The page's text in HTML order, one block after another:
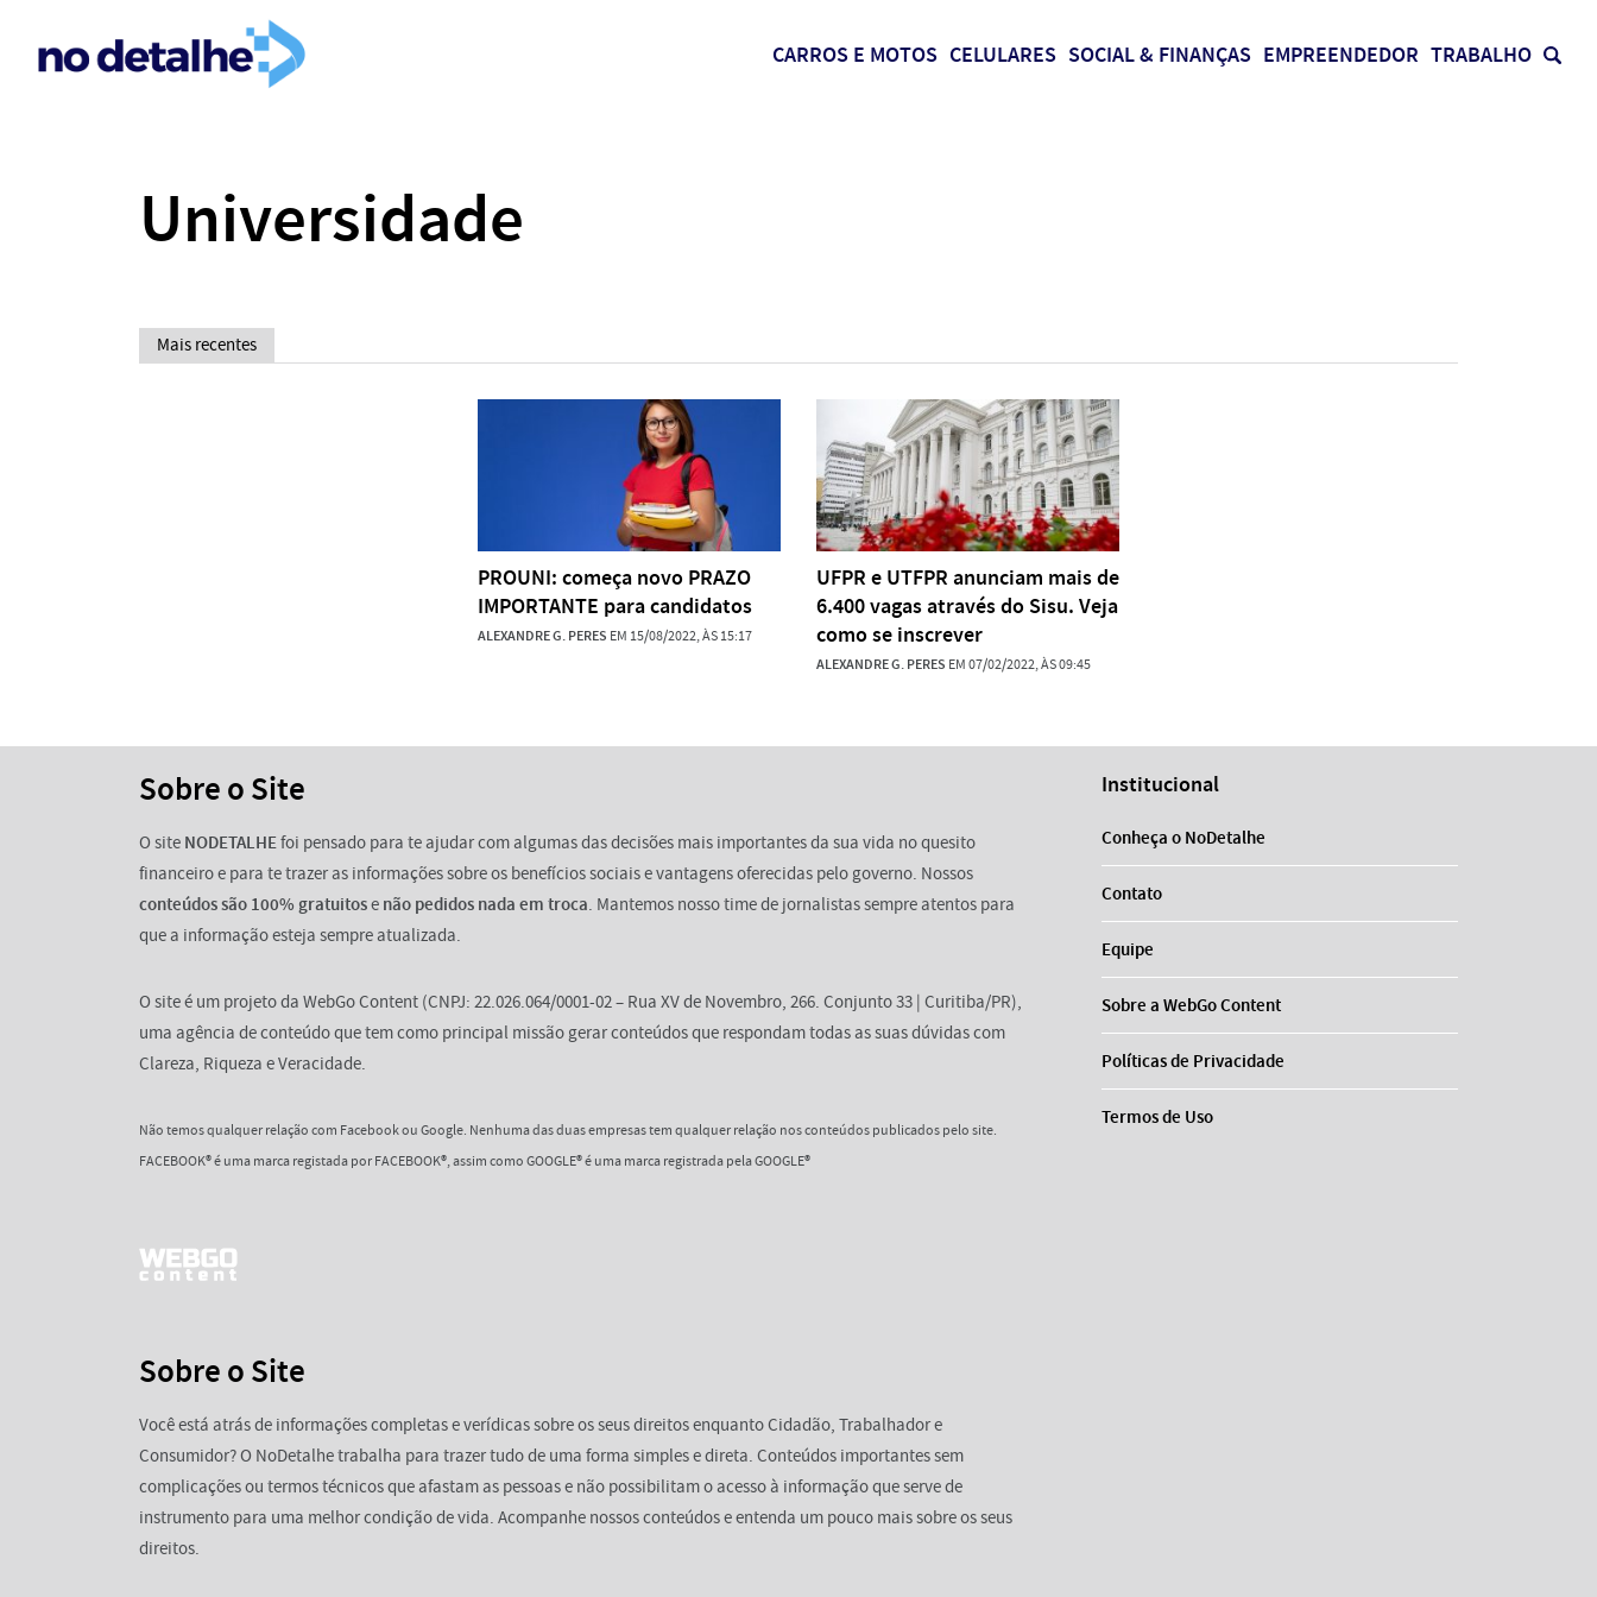
CARROS E MOTOS CELULARES SOCIAL & FINANÇAS EMPREENDEDOR TRABALHO
Universidade
Mais recentes
PROUNI: começa novo PRAZO
IMPORTANTE para candidatos
ALEXANDRE G. PERES EM 15/08/2022, ÀS 15:17
UFPR e UTFPR anunciam mais de
6.400 vagas através do Sisu. Veja
como se inscrever
ALEXANDRE G. PERES EM 07/02/2022, ÀS 09:45
Sobre o Site
O site NODETALHEfoi pensado para te ajudar com algumas das decisões mais importantes da sua vida no quesito
financeiro e para te trazer as informações sobre os benefícios sociais e vantagens oferecidas pelo governo. Nossos
conteúdos são 100% gratuitose não pedidos nada em troca. Mantemos nosso time de jornalistas sempre atentos para
que a informação esteja sempre atualizada.
O site é um projeto da WebGo Content (CNPJ: 22.026.064/0001-02 – Rua XV de Novembro, 266. Conjunto 33 | Curitiba/PR),
uma agência de conteúdo que tem como principal missão gerar conteúdos que respondam todas as suas dúvidas com
Clareza, Riqueza e Veracidade.
Não temos qualquer relação com Facebook ou Google. Nenhuma das duas empresas tem qualquer relação nos conteúdos publicados pelo site.
FACEBOOK® é uma marca registada por FACEBOOK®, assim como GOOGLE® é uma marca registrada pela GOOGLE®
Sobre o Site
Você está atrás de informações completas e verídicas sobre os seus direitos enquanto Cidadão, Trabalhador e
Consumidor? O NoDetalhe trabalha para trazer tudo de uma forma simples e direta. Conteúdos importantes sem
complicações ou termos técnicos que afastam as pessoas e não possibilitam o acesso à informação que serve de
instrumento para uma melhor condição de vida. Acompanhe nossos conteúdos e entenda um pouco mais sobre os seus
direitos.
Institucional
Conheça o NoDetalhe
Contato
Equipe
Sobre a WebGo Content
Políticas de Privacidade
Termos de Uso